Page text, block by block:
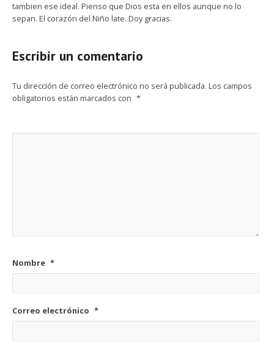
tambien ese ideal. Pienso que Dios esta en ellos aunque no lo
sepan. El corazón del Niño late. Doy gracias.
Escribir un comentario
Tu dirección de correo electrónico no será publicada. Los campos
obligatorios están marcados con *
Nombre *
Correo electrónico *